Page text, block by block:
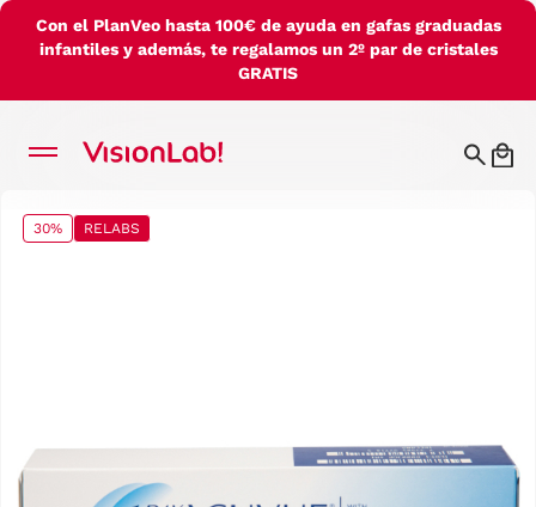
Con el PlanVeo hasta 100€ de ayuda en gafas graduadas
infantiles y además, te regalamos un 2º par de cristales
GRATIS
30% RELABS